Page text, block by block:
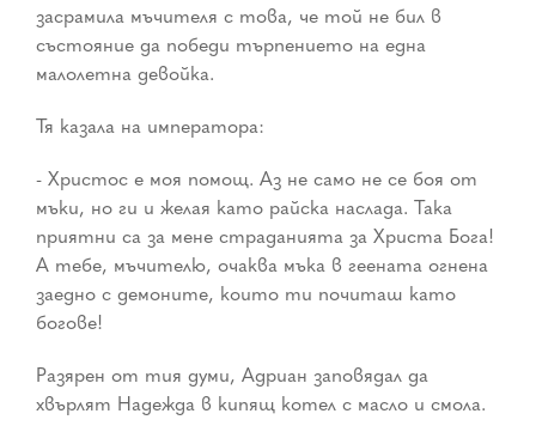
засрамила мъчителя с това, че той не бил в
състояние да победи търпението на една
малолетна девойка.
Тя казала на императора:
- Христос е моя помощ. Аз не само не се боя от
мъки, но ги и желая като райска наслада. Така
приятни са за мене страданията за Христа Бога!
А тебе, мъчителю, очаква мъка в геената огнена
заедно с демоните, които ти почиташ като
богове!
Разярен от тия думи, Адриан заповядал да
хвърлят Надежда в кипящ котел с масло и смола.